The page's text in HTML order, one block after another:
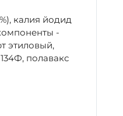
калия йодид
-
этиловый,
полавакс